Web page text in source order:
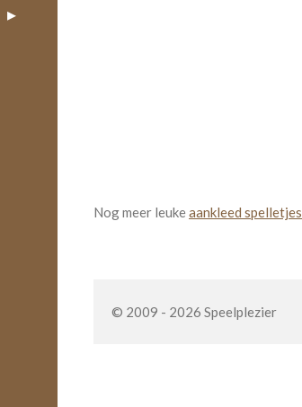
Nog meer leukeaankleed spelletjes
© 2009 - 2026 Speelplezier